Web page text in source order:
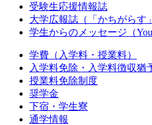
受験生応援情報誌
大学広報誌（「かちがらす
学生からのメッセージ（
学費（入学料・授業料）
入学料免除・入学料徴収猶
授業料免除制度
奨学金
下宿・学生寮
通学情報